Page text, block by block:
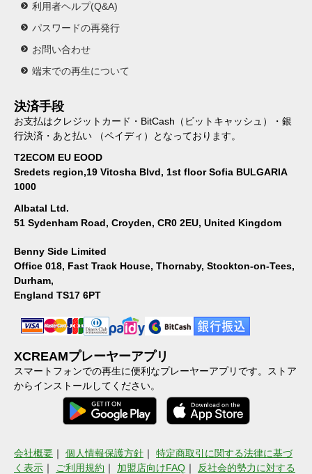
利用者ヘルプ(Q&A)
パスワードの再発行
お問い合わせ
端末での再生について
決済手段
お支払はクレジットカード・BitCash（ビットキャッシュ）・銀
行決済・あと払い （ペイディ）となっております。
T2ECOM EU EOOD
Sredets region,19 Vitosha Blvd, 1st floor Sofia BULGARIA
1000
Albatal Ltd.
51 Sydenham Road, Croyden, CR0 2EU, United Kingdom
Benny Side Limited
Office 018, Fast Track House, Thornaby, Stockton-on-Tees,
Durham,
England TS17 6PT
XCREAMプレーヤーアプリ
スマートフォンでの再生に便利なプレーヤーアプリです。ストア
からインストールしてください。
会社概要 ｜ 個人情報保護方針 ｜ 特定商取引に関する法律に基づ
く表示 ｜ ご利用規約 ｜ 加盟店向けFAQ ｜ 反社会的勢力に対する